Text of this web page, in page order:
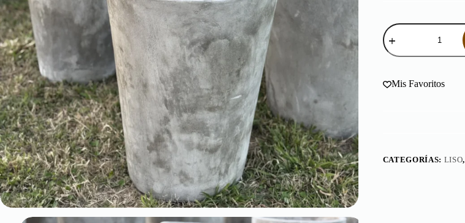
Maceta
Cono
Chico
Mis Favoritos
CATEGORÍAS: LISO,